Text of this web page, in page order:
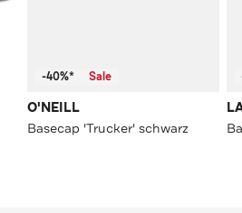
-40%* Sale
O'NEILL
Basecap 'Trucker' schwarz